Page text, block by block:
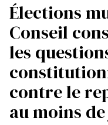
Élections
Conseil
les
contre le
au moins